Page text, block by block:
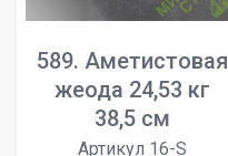
589. Аметистовая
жеода 24,53 кг
38,5 см
Артикул 16-S